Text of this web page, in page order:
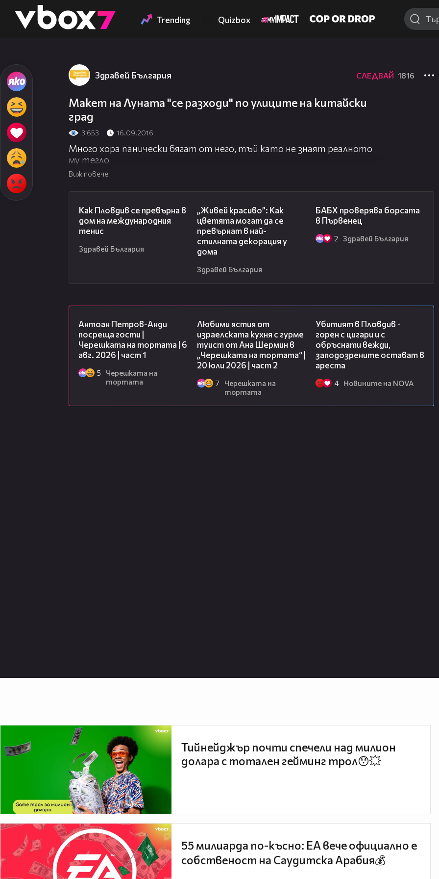
👾 Trending Quizbox
Здравей България СЛЕДВАЙ 1816
Макет на Луната "се разходи" по улиците на китайски
град
3 653 16.09.2016
Много хора панически бягат от него, тъй като не знаят реалното
му тегло
Виж повече
Как Пловдив се превърна в
дом на международния
тенис
Здравей България
„Живей красиво”: Как
цветята могат да се
превърнат в най-
стилната декорация у
дома
Здравей България
БАБХ проверява борсата
в Първенец
2 Здравей България
Антоан Петров-Анди
посреща гости |
Черешката на тортата | 6
авг. 2026 | част 1
5
Черешката на
тортата
Любими ястия от
израелската кухня с гурме
туист от Ана Шермин в
„Черешката на тортата“ |
20 юли 2026 | част 2
7
Черешката на
тортата
Убитият в Пловдив -
горен с цигари и с
обръснати вежди,
заподозрените остават в
ареста
4 Новините на NOVA
Тийнейджър почти спечели над милион
долара с тотален гейминг трол😯💥
55 милиарда по-късно: EA вече официално е
собственост на Саудитска Арабия💰